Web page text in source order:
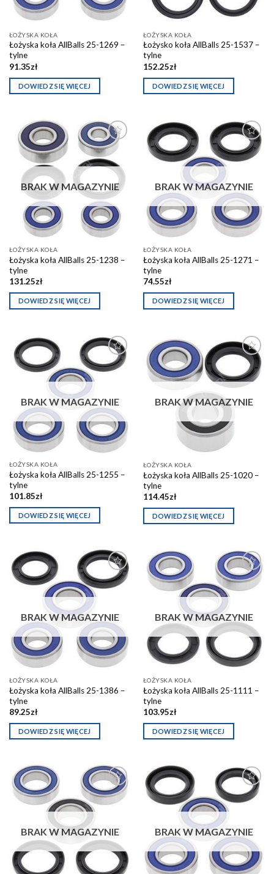
ŁOŻYSKA KOŁA
Łożyska koła AllBalls 25-1269 –
tylne
91.35zł
DOWIEDZ SIĘ WIĘCEJ
ŁOŻYSKA KOŁA
Łożysko koła AllBalls 25-1537 –
tylne
152.25zł
DOWIEDZ SIĘ WIĘCEJ
Dodaj do
schowka
BRAK W MAGAZYNIE
ŁOŻYSKA KOŁA
Łożyska koła AllBalls 25-1238 –
tylne
131.25zł
DOWIEDZ SIĘ WIĘCEJ
BRAK W MAGAZYNIE
ŁOŻYSKA KOŁA
Łożyska koła AllBalls 25-1271 –
tylne
74.55zł
DOWIEDZ SIĘ WIĘCEJ
BRAK W MAGAZYNIE
ŁOŻYSKA KOŁA
Łożyska koła AllBalls 25-1255 –
tylne
101.85zł
DOWIEDZ SIĘ WIĘCEJ
Dodaj do
BRAK W MAGAZYNIE
ŁOŻYSKA KOŁA
Łożyska koła AllBalls 25-1020 –
tylne
114.45zł
DOWIEDZ SIĘ WIĘCEJ
BRAK W MAGAZYNIE
ŁOŻYSKA KOŁA
Łożyska koła AllBalls 25-1386 –
tylne
89.25zł
DOWIEDZ SIĘ WIĘCEJ
BRAK W MAGAZYNIE
ŁOŻYSKA KOŁA
Łożyska koła AllBalls 25-1111 –
tylne
103.95zł
DOWIEDZ SIĘ WIĘCEJ
BRAK W MAGAZYNIE BRAK W MAGAZYNIE